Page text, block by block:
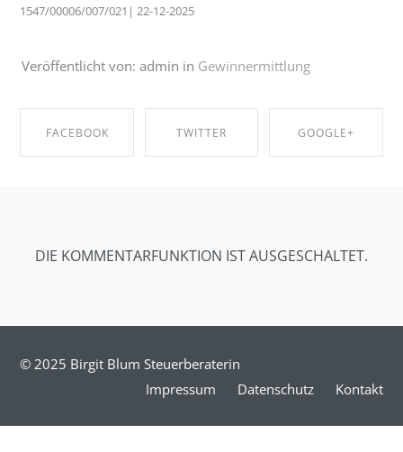
1547/00006/007/021| 22-12-2025
Veröffentlicht von: admin in Gewinnermittlung
FACEBOOK TWITTER GOOGLE+
DIE KOMMENTARFUNKTION IST AUSGESCHALTET.
© 2025 Birgit Blum Steuerberaterin
Impressum
Datenschutz Kontakt